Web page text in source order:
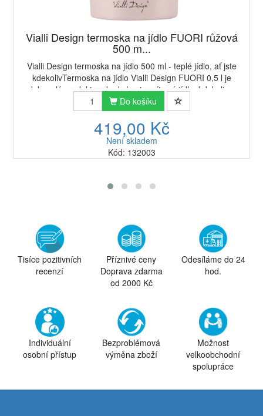
Vialli Design termoska na jídlo FUORI růžová
500 m...
Vialli Design termoska na jídlo 500 ml - teplé jídlo, ať jste
kdekolivTermoska na jídlo Vialli Design FUORI 0,5 l je
dokonalý produkt, pokud chcete mít své jídlo, kdekoliv s
sebou. V práci, na procház...
Do košíku
419,00 Kč
Není skladem
Kód: 132003
Tisíce pozitivních
recenzí
Příznivé ceny
Doprava zdarma
od 2000 Kč
Odesíláme do 24
hod.
Individuální
osobní přístup
Bezproblémová
výměna zboží
Možnost
velkoobchodní
spolupráce